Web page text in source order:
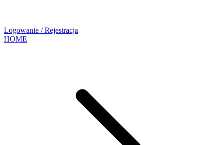
Logowanie / Rejestracja
HOME